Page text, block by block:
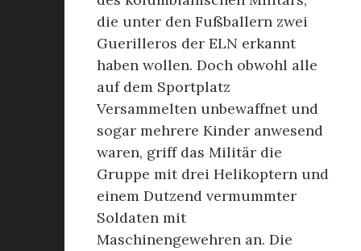
die unter den Fußballern zwei
Guerilleros der ELN erkannt
haben wollen. Doch obwohl alle
auf dem Sportplatz
Versammelten unbewaffnet und
sogar mehrere Kinder anwesend
waren, griff das Militär die
Gruppe mit drei Helikoptern und
einem Dutzend vermummter
Soldaten mit
Maschinengewehren an. Die